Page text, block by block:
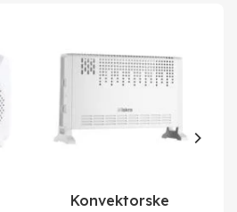
Konvektorske